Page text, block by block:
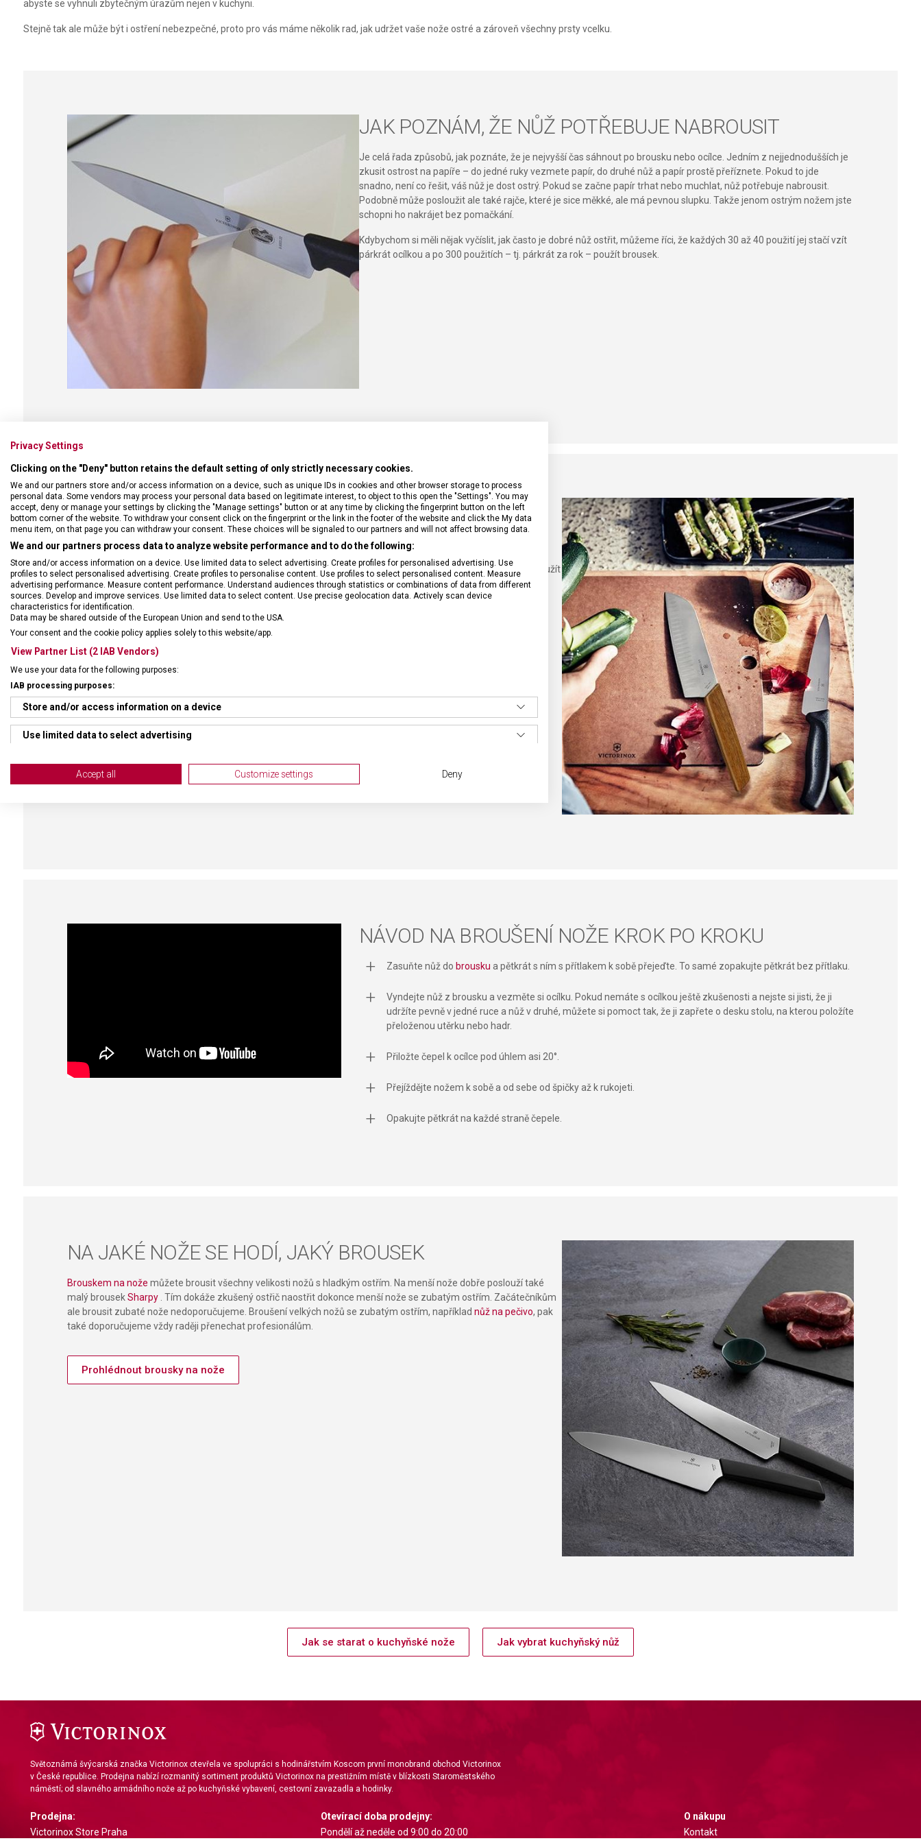
abyste se vyhnuli zbytečným úrazům nejen v kuchyni.
Stejně tak ale může být i ostření nebezpečné, proto pro vás máme několik rad, jak udržet vaše nože ostré a zároveň všechny prsty vcelku.
JAK POZNÁM, ŽE NŮŽ POTŘEBUJE NABROUSIT
Je celá řada způsobů, jak poznáte, že je nejvyšší čas sáhnout po brousku nebo ocílce. Jedním z nejjednodušších je
zkusit ostrost na papíře – do jedné ruky vezmete papír, do druhé nůž a papír prostě přeříznete. Pokud to jde
snadno, není co řešit, váš nůž je dost ostrý. Pokud se začne papír trhat nebo muchlat, nůž potřebuje nabrousit.
Podobně může posloužit ale také rajče, které je sice měkké, ale má pevnou slupku. Takže jenom ostrým nožem jste
schopni ho nakrájet bez pomačkání.
Kdybychom si měli nějak vyčíslit, jak často je dobré nůž ostřit, můžeme říci, že každých 30 až 40 použití jej stačí vzít
párkrát ocílkou a po 300 použitích – tj. párkrát za rok – použít brousek.
ROZDÍL MEZI BROUSKEM A OCÍLKOU
Jaké jsou rozdíly mezi používáním brousku a ocílky? Zjednodušeně řečeno brousek ubírá materiál z čepele a
vytváří zcela nové ostří, kdežto ocílka ostří narovnává a vyhlazuje do původního stavu v místech, kde se krájením
vytvořily nejrůznější nerovnosti. Z toho důvodu je používání ocílky vůči ostří šetrnější a zároveň se doporučuje použít
ocílku po každém broušení, aby vyhladila všechny nerovnosti na čepeli, které vznikly broušením.
Po letech používání a broušení se čepel nože v místě jeho ostří stává tlustší a tlustší, tím pádem i broušení
náročnější. Proto doporučujeme se jednou za několik let obrátit na odborníka a nechat si nůž profesionálně
nabrousit.
NÁVOD NA BROUŠENÍ NOŽE KROK PO KROKU
Zasuňte nůž do brousku a pětkrát s ním s přítlakem k sobě přejeďte. To samé zopakujte pětkrát bez přítlaku.
Vyndejte nůž z brousku a vezměte si ocílku. Pokud nemáte s ocílkou ještě zkušenosti a nejste si jisti, že ji
udržíte pevně v jedné ruce a nůž v druhé, můžete si pomoct tak, že ji zapřete o desku stolu, na kterou položíte
přeloženou utěrku nebo hadr.
Přiložte čepel k ocílce pod úhlem asi 20°.
Přejíždějte nožem k sobě a od sebe od špičky až k rukojeti.
Opakujte pětkrát na každé straně čepele.
NA JAKÉ NOŽE SE HODÍ, JAKÝ BROUSEK
Brouskem na nože můžete brousit všechny velikosti nožů s hladkým ostřím. Na menší nože dobře poslouží také
malý brousekSharpy . Tím dokáže zkušený ostřič naostřit dokonce menší nože se zubatým ostřím. Začátečníkům
ale brousit zubaté nože nedoporučujeme. Broušení velkých nožů se zubatým ostřím, například nůž na pečivo, pak
také doporučujeme vždy raději přenechat profesionálům.
Prohlédnout brousky na nože
Jak se starat o kuchyňské nože Jak vybrat kuchyňský nůž
Světoznámá švýcarská značka Victorinox otevřela ve spolupráci s hodinářstvím Koscom první monobrand obchod Victorinox
v České republice. Prodejna nabízí rozmanitý sortiment produktů Victorinox na prestižním místě v blízkosti Staroměstského
náměstí; od slavného armádního nože až po kuchyňské vybavení, cestovní zavazadla a hodinky.
Prodejna:
Victorinox Store Praha
Otevírací doba prodejny:
Pondělí až neděle od 9:00 do 20:00
O nákupu
Kontakt
Privacy Settings
Clicking on the "Deny" button retains the default setting of only strictly necessary cookies.
We and our partners store and/or access information on a device, such as unique IDs in cookies and other browser storage to process
personal data. Some vendors may process your personal data based on legitimate interest, to object to this open the "Settings". You may
accept, deny or manage your settings by clicking the "Manage settings" button or at any time by clicking the fingerprint button on the left
bottom corner of the website. To withdraw your consent click on the fingerprint or the link in the footer of the website and click the My data
menu item, on that page you can withdraw your consent. These choices will be signaled to our partners and will not affect browsing data.
We and our partners process data to analyze website performance and to do the following:
Store and/or access information on a device. Use limited data to select advertising. Create profiles for personalised advertising. Use
profiles to select personalised advertising. Create profiles to personalise content. Use profiles to select personalised content. Measure
advertising performance. Measure content performance. Understand audiences through statistics or combinations of data from different
sources. Develop and improve services. Use limited data to select content. Use precise geolocation data. Actively scan device
characteristics for identification.
Data may be shared outside of the European Union and send to the USA.
Your consent and the cookie policy applies solely to this website/app.
View Partner List (2 IAB Vendors)
We use your data for the following purposes:
IAB processing purposes:
Store and/or access information on a device
Use limited data to select advertising
Create profiles for personalised advertising
Understand audiences through statistics or combinations of data from different sources
Identify devices based on information actively requested
Accept all Customize settings Deny